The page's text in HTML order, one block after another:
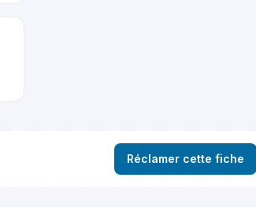
Réclamer cette fiche